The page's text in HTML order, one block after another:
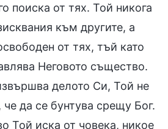
поиска от тях. Той никога
към другите, а
от тях, тъй като
Неговото същество.
делото Си, Той не
че да се бунтува срещу Бог.
Той иска от човека, никое